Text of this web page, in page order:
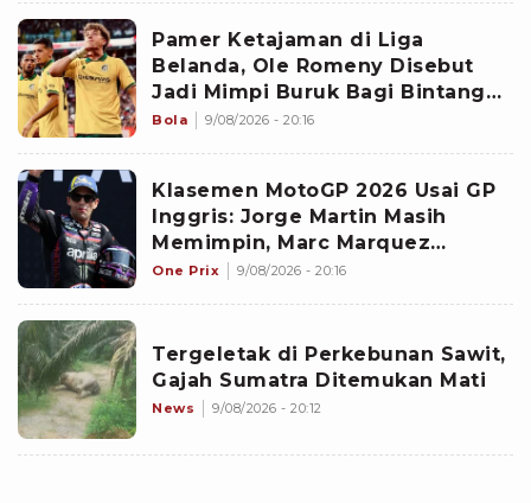
Pamer Ketajaman di Liga
Belanda, Ole Romeny Disebut
Jadi Mimpi Buruk Bagi Bintang
PSV
Bola 9/08/2026 - 20:16
Klasemen MotoGP 2026 Usai GP
Inggris: Jorge Martin Masih
Memimpin, Marc Marquez
Terlempar dari 3 Besar
One Prix 9/08/2026 - 20:16
Tergeletak di Perkebunan Sawit,
Gajah Sumatra Ditemukan Mati
News 9/08/2026 - 20:12